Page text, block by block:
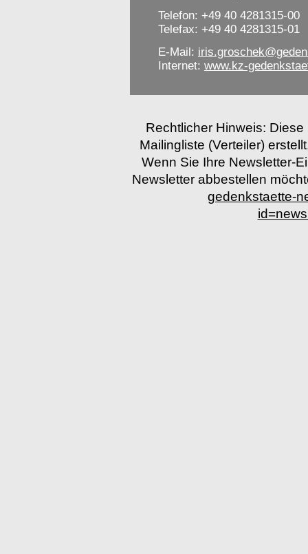
Telefon: +49 40 4281315-00
Telefax: +49 40 4281315-01
E-Mail:
Internet: www.kz-
Rechtlicher Hinweis:
Mailingliste (Verteiler)
Wenn Sie Ihre Newsletter-
Newsletter abbestellen
gedenkstaette-